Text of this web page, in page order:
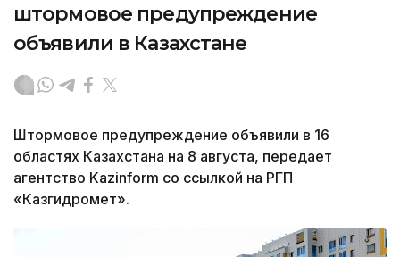
штормовое предупреждение
объявили в Казахстане
Штормовое предупреждение объявили в 16
областях Казахстана на 8 августа, передает
агентство Kazinform со ссылкой на РГП
«Казгидромет».